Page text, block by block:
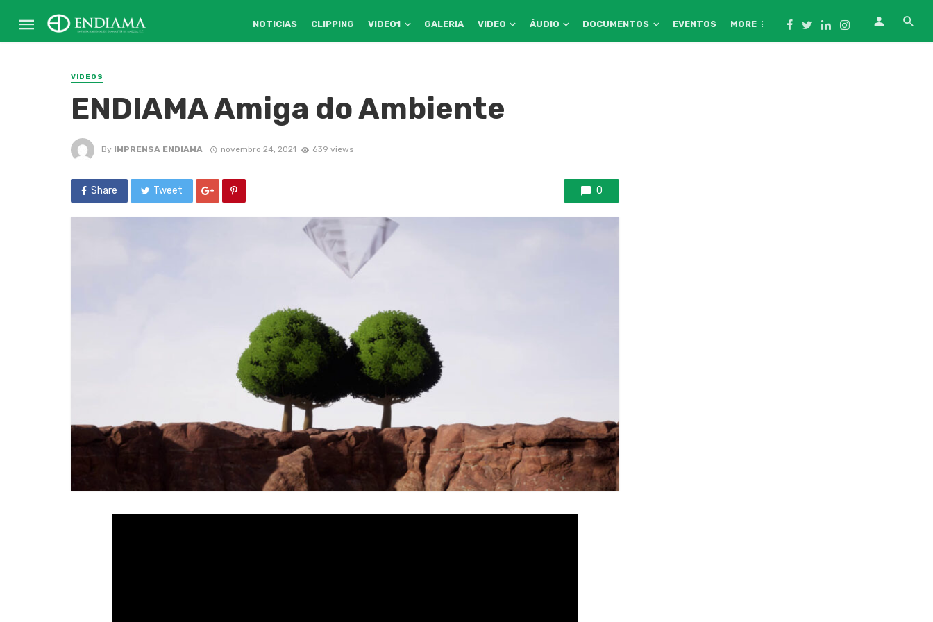
NOTICIAS CLIPPING VIDEO1 GALERIA VIDEO ÁUDIO DOCUMENTOS EVENTOS MORE
VÍDEOS
ENDIAMA Amiga do Ambiente
By IMPRENSA ENDIAMA novembro 24, 2021 639 views
Share Tweet 0